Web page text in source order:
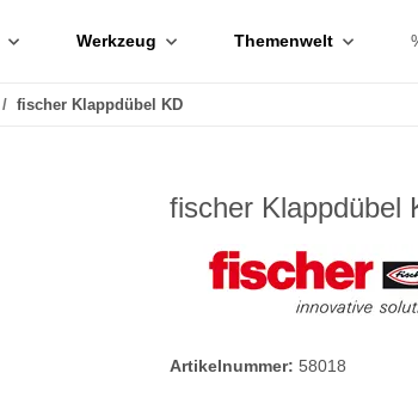
Werkzeug Themenwelt
fischer Klappdübel KD
fischer Klappdübel
Artikelnummer: 58018